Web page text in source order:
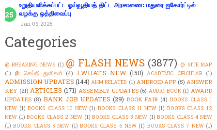
உறுதியளிக்கப்பட்ட ஓய்வூதியத் திட்ட அரசாணை: மதுரை ஐகோர்ட்டில்
வழக்கு ஒத்திவைப்பு
Jan 09 2026
Categories
@ BREAKING NEWS (1) @ FLASH NEWS (3877) @ SITE MAP
(1) @ செய்தி துளிகள் (4) 1.WHAT'S NEW (150) ACADEMIC CIRCULAR (1)
ADMISSION UPDATES (144) AHM RELATED (1) ANDROID APP (5) ANSWER
KEY (21) ARTICLES (171) ASSEMBLY UPDATES (6) AUDIO BOOK (1) AWARD
UPDATES (8) BANK JOB UPDATES (29) BOOK FAIR (4) BOOKS CLASS 1
NEW (1) BOOKS CLASS 10 NEW (1) BOOKS CLASS 11 NEW (1) BOOKS CLASS 12
NEW (1) BOOKS CLASS 2 NEW (1) BOOKS CLASS 3 NEW (1) BOOKS CLASS 4 NEW
(1) BOOKS CLASS 5 NEW (1) BOOKS CLASS 6 NEW (1) BOOKS CLASS 7 NEW (1)